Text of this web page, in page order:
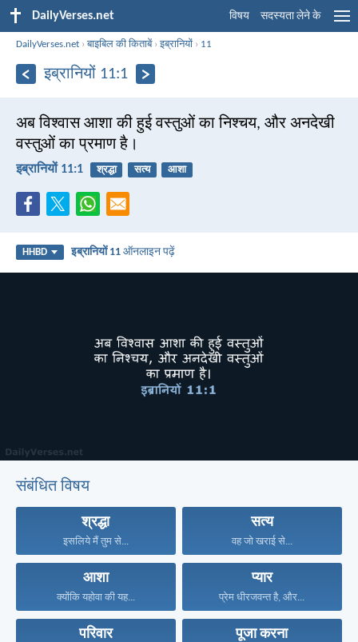
DailyVerses.net विषय सदस्यता लेने के
DailyVerses.net ›बाइबिल की किताबें›इब्रानियों › 11
इब्रानियों 11:1
अब विश्वास आशा की हुई वस्तुओं का निश्चय, और अनदेखी
वस्तुओं का प्रमाण है।
इब्रानियों 11:1 श्रद्धा सत्य आशा
HHBD इब्रानियों 11 ऑनलाइन पढ़ें
संबंधित विषय
श्रद्धा
इसलिये मैं तुम से...
सत्य
वह जो खराई से...
आशा
क्योंकि यहोवा की यह...
प्यार
प्रेम धीरजवन्त है, और...
परिवार पूजा करना